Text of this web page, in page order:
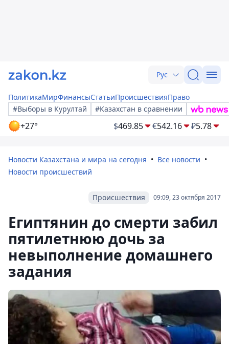
Рус
ПолитикаМирФинансыСтатьиПроисшествияПраво
#Выборы в Курултай
#Казахстан в сравнении
+27° $469.85 €542.16 ₽5.78
Новости Казахстана и мира на сегодня
Все новости
Новости происшествий
09:09, 23 октября 2017
Происшествия
Египтянин до смерти забил
пятилетнюю дочь за
невыполнение домашнего
задания